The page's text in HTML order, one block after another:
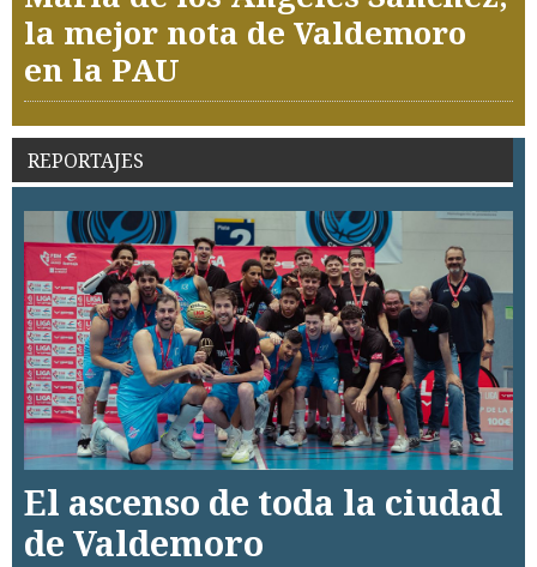
la mejor nota de Valdemoro
en la PAU
REPORTAJES
El ascenso de toda la ciudad
de Valdemoro